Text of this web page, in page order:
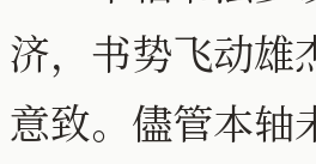
济，书势飞动雄
意致。儘管本